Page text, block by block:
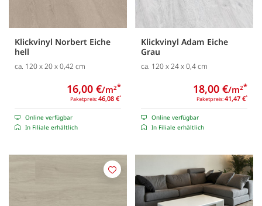
Klickvinyl Norbert Eiche
hell
ca. 120 x 20 x 0,42 cm
Paketpreis:46,08 €*
16,00 €/m2*
Online verfügbar
In Filiale erhältlich
Klickvinyl Adam Eiche
Grau
ca. 120 x 24 x 0,4 cm
Paketpreis:41,47 €*
18,00 €/m2*
Online verfügbar
In Filiale erhältlich
Merken